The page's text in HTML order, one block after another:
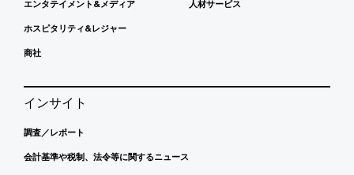
エンタテイメント&メディア
ホスピタリティ&レジャー
商社
人材サービス
インサイト
調査／レポート
会計基準や税制、法令等に関するニュース